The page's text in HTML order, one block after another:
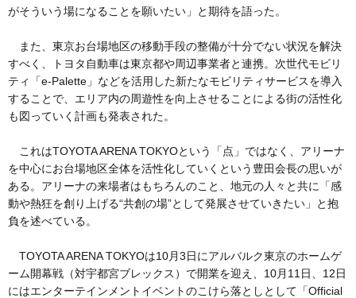
がそういう場になることを願いたい」と期待を語った。
また、東京お台場地区の移動手段の整備が十分でない状況を解決
すべく、トヨタ自動車は東京都や周辺事業者と連携。次世代モビリ
ティ「e-Palette」などを活用した新たなモビリティサービスを導入
することで、エリア内の周遊性を向上させることによる街の活性化
も図っていく計画も発表された。
これはTOYOTA ARENA TOKYOという「点」ではなく、アリーナ
を中心にお台場地区全体を活性化していくという豊田会長の思いが
ある。アリーナの来場者はもちろんのこと、地元の人々と共に「感
動や熱狂を創り上げる“共創の場”として発展させていきたい」と抱
負を述べている。
TOYOTA ARENA TOKYOは10月3日にアルバルク東京のホームゲ
ーム開幕戦（対宇都宮ブレックス）で開業を迎え、10月11日、12日
にはエンターテインメントイベントのこけら落としとして「Official